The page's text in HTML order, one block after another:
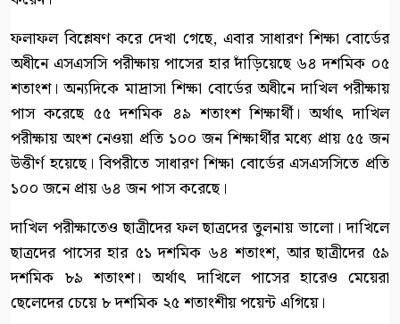
ফলাফল বিশ্লেষণ করে দেখা গেছে, এবার সাধারণ শিক্ষা বোর্ডের
অধীনে এসএসসি পরীক্ষায় পাসের হার দাঁড়িয়েছে ৬৪ দশমিক ০৫
শতাংশ। অন্যদিকে মাদ্রাসা শিক্ষা বোর্ডের অধীনে দাখিল পরীক্ষায়
পাস করেছে ৫৫ দশমিক ৪৯ শতাংশ শিক্ষার্থী। অর্থাৎ দাখিল
পরীক্ষায় অংশ নেওয়া প্রতি ১০০ জন শিক্ষার্থীর মধ্যে প্রায় ৫৫ জন
উত্তীর্ণ হয়েছে। বিপরীতে সাধারণ শিক্ষা বোর্ডের এসএসসিতে প্রতি
১০০ জনে প্রায় ৬৪ জন পাস করেছে।
দাখিল পরীক্ষাতেও ছাত্রীদের ফল ছাত্রদের তুলনায় ভালো। দাখিলে
ছাত্রদের পাসের হার ৫১ দশমিক ৬৪ শতাংশ, আর ছাত্রীদের ৫৯
দশমিক ৮৯ শতাংশ। অর্থাৎ দাখিলে পাসের হারেও মেয়েরা
ছেলেদের চেয়ে ৮ দশমিক ২৫ শতাংশীয় পয়েন্ট এগিয়ে।